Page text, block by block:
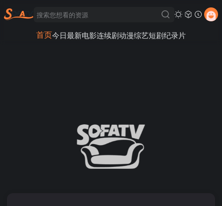
首页今日最新电影连续剧动漫综艺短剧纪录片